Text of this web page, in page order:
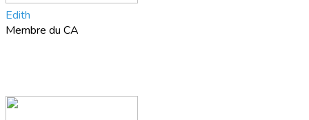
Edith
Membre du CA